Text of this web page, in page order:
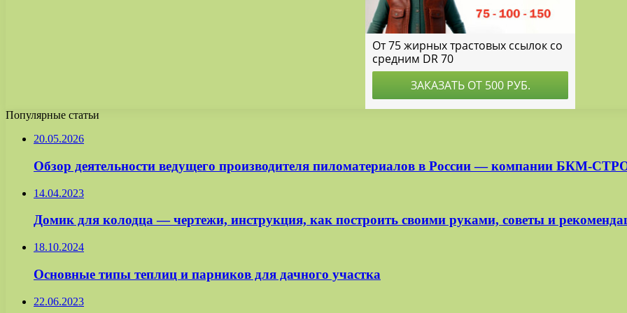
Популярные статьи
20.05.2026
Обзор деятельности ведущего производителя пиломатериалов в России — компании БКМ-
14.04.2023
Домик для колодца — чертежи, инструкция, как построить своими руками, советы и
18.10.2024
Основные типы теплиц и парников для дачного участка
22.06.2023